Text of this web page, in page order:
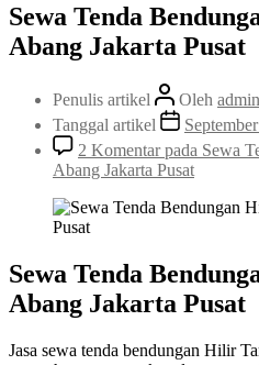
Sewa Tenda
Abang Jakarta Pusat
Penulis artikel Oleh admin
Tanggal artikel
2 Komentarpada Sewa
Abang Jakarta Pusat
Sewa Tenda
Abang Jakarta Pusat
Jasa sewa tenda bendungan Hilir